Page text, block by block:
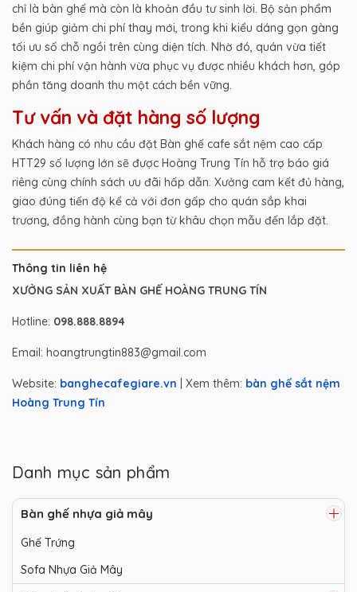
chỉ là bàn ghế mà còn là khoản đầu tư sinh lời. Bộ sản phẩm
bền giúp giảm chi phí thay mới, trong khi kiểu dáng gọn gàng
tối ưu số chỗ ngồi trên cùng diện tích. Nhờ đó, quán vừa tiết
kiệm chi phí vận hành vừa phục vụ được nhiều khách hơn, góp
phần tăng doanh thu một cách bền vững.
Tư vấn và đặt hàng số lượng
Khách hàng có nhu cầu đặt Bàn ghế cafe sắt nệm cao cấp
HTT29 số lượng lớn sẽ được Hoàng Trung Tín hỗ trợ báo giá
riêng cùng chính sách ưu đãi hấp dẫn. Xưởng cam kết đủ hàng,
giao đúng tiến độ kể cả với đơn gấp cho quán sắp khai
trương, đồng hành cùng bạn từ khâu chọn mẫu đến lắp đặt.
Thông tin liên hệ
XƯỞNG SẢN XUẤT BÀN GHẾ HOÀNG TRUNG TÍN
Hotline: 098.888.8894
Email: hoangtrungtin883@gmail.com
Website: banghecafegiare.vn | Xem thêm: bàn ghế sắt nệm
Hoàng Trung Tín
Danh mục sản phẩm
Bàn ghế nhựa giả mây
Ghế Trứng
Sofa Nhựa Giả Mây